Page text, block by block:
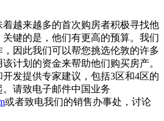
越来越多的首次购房者积极寻找他
键的是，他们有更高的预算。我们
因此我们可以帮您挑选伦敦的许多
计划的资金来帮助他们购买房产。
发提供专家建议，包括3区和4区的
请致电子邮件中国业务
或者致电我们的销售办事处，讨论